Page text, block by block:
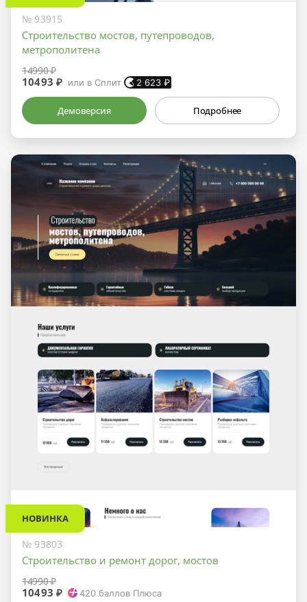
№ 93915
Строительство мостов, путепроводов,
метрополитена
14990 ₽
10493 ₽ или в Сплит 2 623 ₽
Демоверсия Подробнее
НОВИНКА
№ 93803
Строительство и ремонт дорог, мостов
14990 ₽
10493 ₽ 420 баллов Плюса